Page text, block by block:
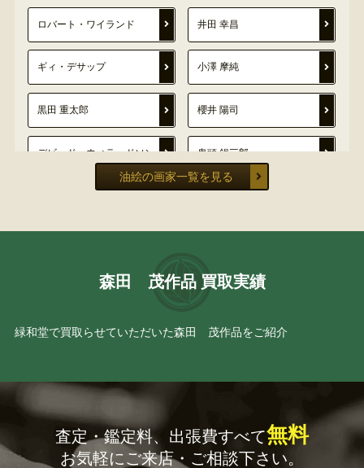
ロバート・ワイランド 井田 幸昌
ギィ・デサップ 小澤 摩純
黒田 重太郎 櫻井 陽司
デビッド・ウィラードソン 鬼頭 鍋三郎
西村 功
小杉 小二郎 大矢 亮
立川広己
曽根 茂 高野 三三男
油絵の画家一覧を見る
森田 茂作品 買取実績
緑和堂で買取らせていただいた森田 茂作品をご紹介
査定・鑑定料、出張費すべて無料
お気軽にご来店・ご相談下さい。